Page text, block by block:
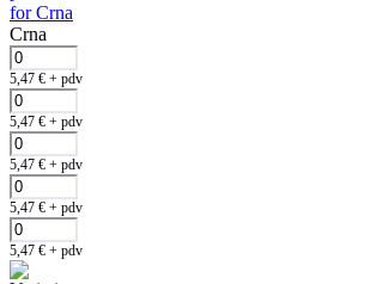
Crna
5,47 € + pdv
5,47 € + pdv
5,47 € + pdv
5,47 € + pdv
5,47 € + pdv